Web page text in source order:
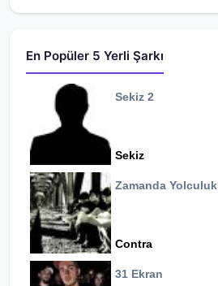
En Popüler 5 Yerli Şarkı
Sekiz 2
Sekiz
Zamanda Yolculuk
Contra
31 Ekran